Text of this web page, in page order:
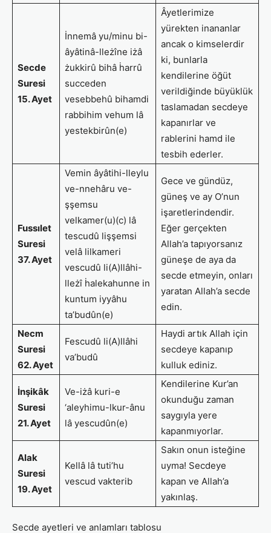
Secde
Suresi
15. Ayet
İnnemâ yu/minu bi-
âyâtinâ-lleżîne iżâ
żukkirû bihâ ḣarrû
succeden
vesebbehû bihamdi
rabbihim vehum lâ
yestekbirûn(e)
Âyetlerimize
yürekten inananlar
ancak o kimselerdir
ki, bunlarla
kendilerine öğüt
verildiğinde büyüklük
taslamadan secdeye
kapanırlar ve
rablerini hamd ile
tesbih ederler.
Fussılet
Suresi
37. Ayet
Vemin âyâtihi-lleylu
ve-nnehâru ve-
şşemsu
velkamer(u)(c) lâ
tescudû lişşemsi
velâ lilkameri
vescudû li(A)llâhi-
lleżî ḣalekahunne in
kuntum iyyâhu
ta’budûn(e)
Gece ve gündüz,
güneş ve ay O’nun
işaretlerindendir.
Eğer gerçekten
Allah’a tapıyorsanız
güneşe de aya da
secde etmeyin, onları
yaratan Allah’a secde
edin.
Necm
Suresi
62. Ayet
Fescudû li(A)llâhi
va’budû
Haydi artık Allah için
secdeye kapanıp
kulluk ediniz.
İnşikâk
Suresi
21. Ayet
Ve-iżâ kuri-e
‘aleyhimu-lkur-ânu
lâ yescudûn(e)
Kendilerine Kur’an
okunduğu zaman
saygıyla yere
kapanmıyorlar.
Alak
Suresi
19. Ayet
Kellâ lâ tuti’hu
vescud vakterib
Sakın onun isteğine
uyma! Secdeye
kapan ve Allah’a
yakınlaş.
Secde ayetleri ve anlamları tablosu